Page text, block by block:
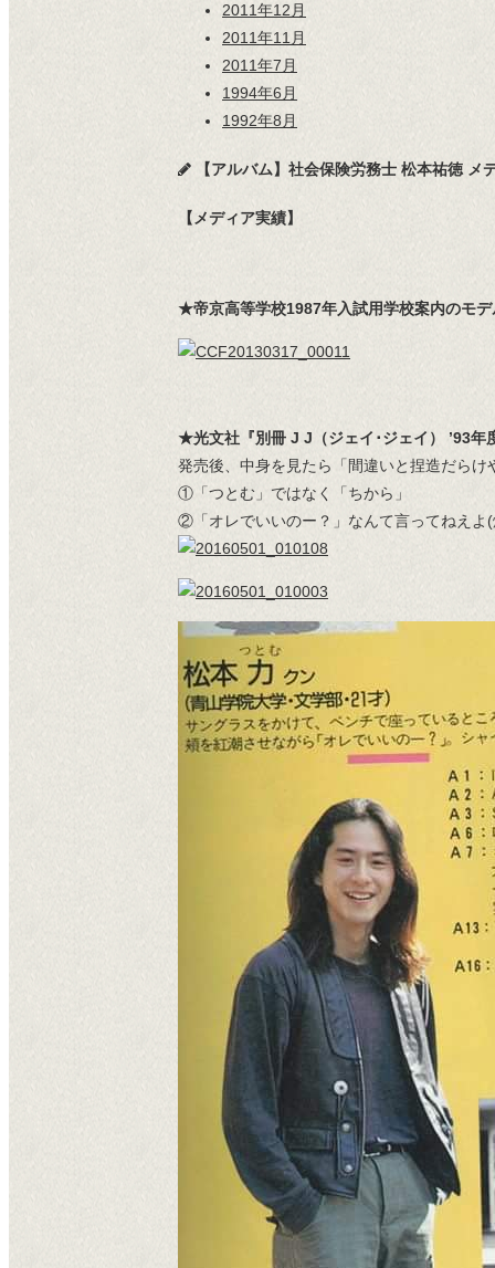
2011年12月
2011年11月
2011年7月
1994年6月
1992年8月
【アルバム】社会保険労務士 松本祐徳
【メディア実績】
★帝京高等学校1987年入試用学校案内のモデ
★光文社『別冊 J J（ジェイ･ジェイ） ’93
発売後、中身を見たら「間違いと捏造だらけ
①「つとむ」ではなく「ちから」
②「オレでいいのー？」なんて言ってねえよ